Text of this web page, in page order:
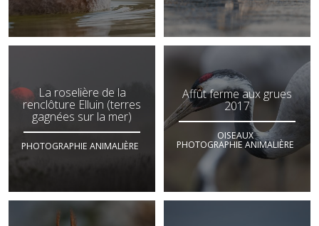
La roselière de la
renclôture Elluin (terres
gagnées sur la mer)
PHOTOGRAPHIE ANIMALIÈRE
Affût ferme aux grues
2017
OISEAUX
PHOTOGRAPHIE ANIMALIÈRE